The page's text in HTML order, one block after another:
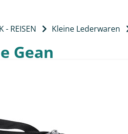
- REISEN Kleine Lederwaren
Gean